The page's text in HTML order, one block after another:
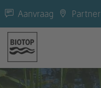
Aanvraag Partner